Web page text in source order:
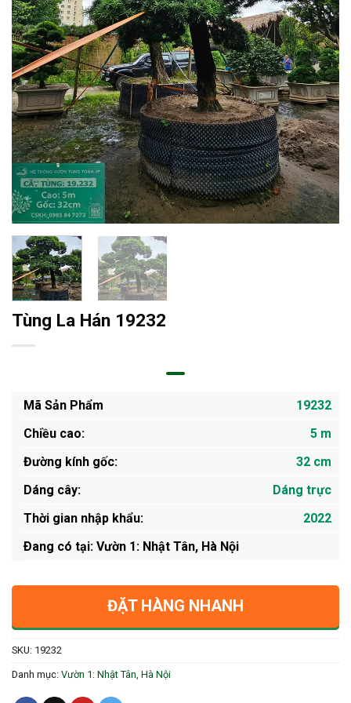
Tùng La Hán 19232
Mã Sản Phẩm
19232
Chiều cao:
5 m
Đường kính gốc:
32 cm
Dáng cây:
Dáng trực
Thời gian nhập khẩu:
2022
Ðang có tại: Vườn 1: Nhật Tân, Hà Nội
ĐẶT HÀNG NHANH
SKU: 19232
Danh mục: Vườn 1: Nhật Tân, Hà Nội